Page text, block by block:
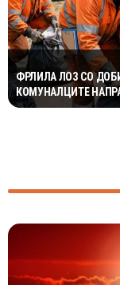
ФРЛИЛА ЛОЗ СО
КОМУНАЛЦИТЕ